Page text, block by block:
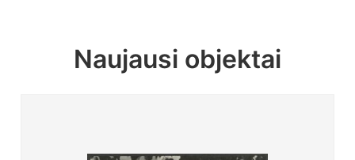
Naujausi objektai